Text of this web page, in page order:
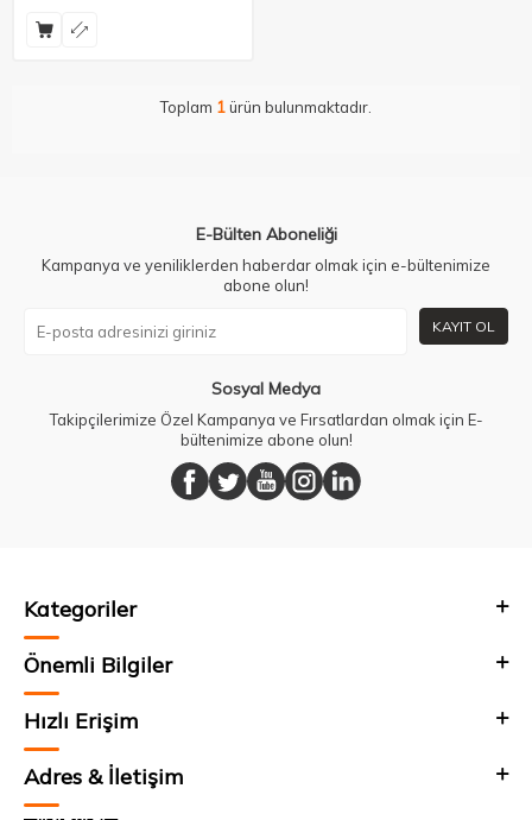
Toplam 1ürün bulunmaktadır.
E-Bülten Aboneliği
Kampanya ve yeniliklerden haberdar olmak için e-bültenimize
abone olun!
KAYIT OL
Sosyal Medya
Takipçilerimize Özel Kampanya ve Fırsatlardan olmak için E-
bültenimize abone olun!
Kategoriler
Önemli Bilgiler
Hızlı Erişim
Adres & İletişim